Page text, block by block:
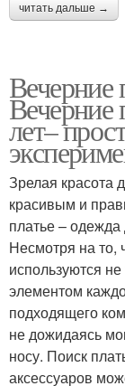
читать дальше →
Вечерние
Вечерние
лет–
Зрелая красота
красивым и
платье –
Несмотря на то,
используются
элементом
подходящего
не дожидаясь
носу. Поиск
аксессуаров